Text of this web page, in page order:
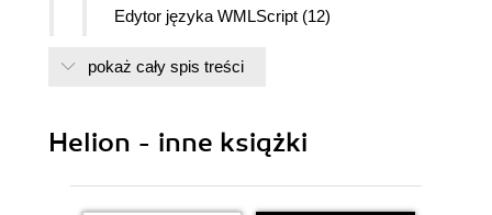
Edytor języka WMLScript (12)
Opis języka WML (13)
Definiowanie kart (CARD) - "CARD" (16)
pokaż cały spis treści
Helion - inne książki